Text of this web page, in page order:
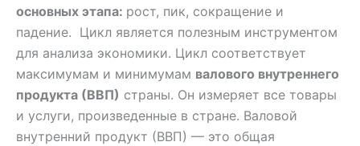
основных этапа: рост, пик, сокращение и
падение. Цикл является полезным инструментом
для анализа экономики. Цикл соответствует
максимумам и минимумам валового внутреннего
продукта (ВВП) страны. Он измеряет все товары
и услуги, произведенные в стране. Валовой
внутренний продукт (ВВП) — это общая